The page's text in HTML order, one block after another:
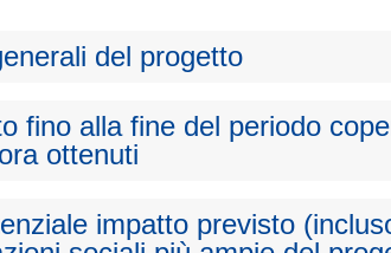
del progetto
fino alla fine del periodo
ottenuti
impatto previsto